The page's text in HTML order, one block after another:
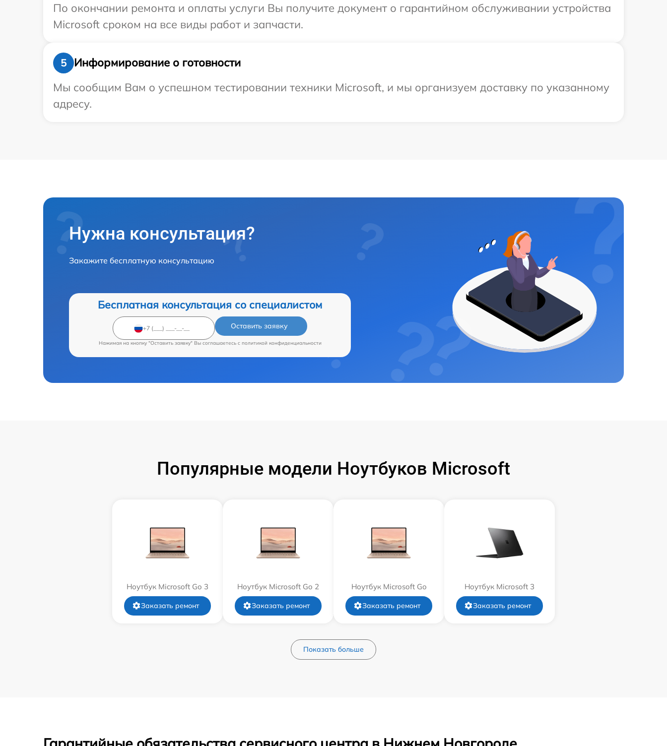
По окончании ремонта и оплаты услуги Вы получите документ о гарантийном обслуживании устройства
Microsoft сроком на все виды работ и запчасти.
5
Информирование о готовности
Мы сообщим Вам о успешном тестировании техники Microsoft, и мы организуем доставку по указанному
адресу.
Нужна консультация?
Закажите бесплатную консультацию
Бесплатная консультация со специалистом
Оставить заявку
Нажимая на кнопку "Оставить заявку" Вы соглашаетесь c политикой конфиденциальности
Популярные модели Ноутбуков Microsoft
Ноутбук Microsoft Go 3
Заказать ремонт
Ноутбук Microsoft Go 2
Заказать ремонт
Ноутбук Microsoft Go
Заказать ремонт
Ноутбук Microsoft 3
Заказать ремонт
Показать больше